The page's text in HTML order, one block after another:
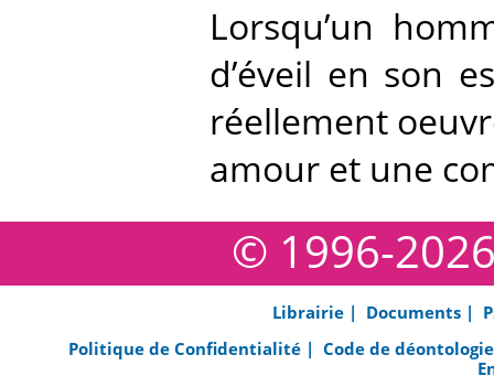
Lorsqu’un
d’éveil en son
réellement
amour et une
© 1996-2026
Librairie | Documents |
Politique de Confidentialité | Code de